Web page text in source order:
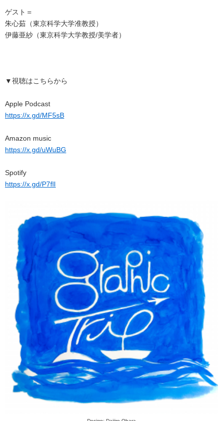
ゲスト＝
朱心茹（東京科学大学准教授）
伊藤亜紗（東京科学大学教授/美学者）
▼視聴はこちらから
Apple Podcast
https://x.gd/MF5sB
Amazon music
https://x.gd/uWuBG
Spotify
https://x.gd/P7flI